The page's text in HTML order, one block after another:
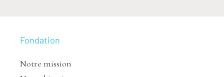
Fondation
Notre mission